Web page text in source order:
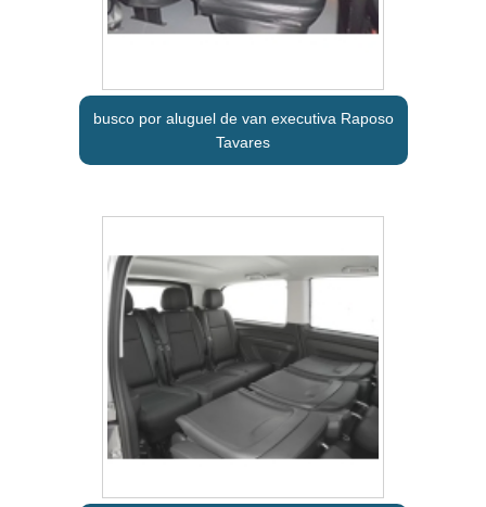
busco por aluguel de van executiva Raposo
Tavares